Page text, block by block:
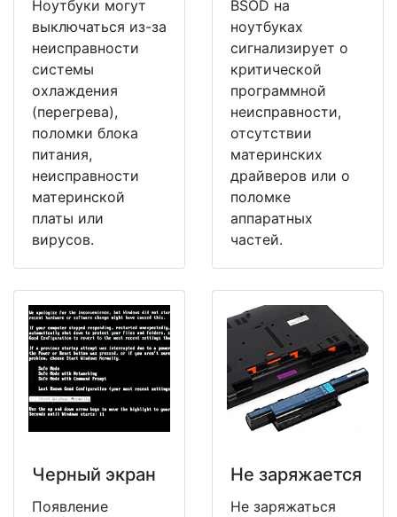
Ноутбуки могут
выключаться из-за
неисправности
системы
охлаждения
(перегрева),
поломки блока
питания,
неисправности
материнской
платы или
вирусов.
BSOD на
ноутбуках
сигнализирует о
критической
программной
неисправности,
отсутствии
материнских
драйверов или о
поломке
аппаратных
частей.
Черный экран
Появление
Не заряжается
Не заряжаться